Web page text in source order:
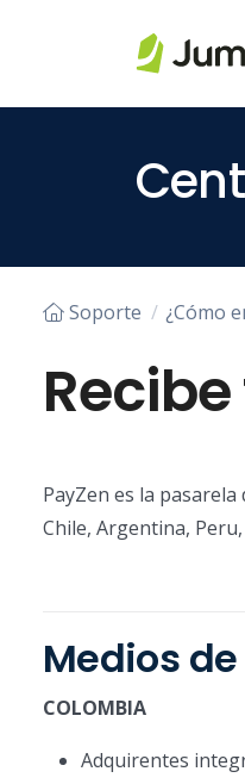
Saltar al contenido
Soporte ¿Cómo
PayZen es la
Chile, Argentina,
Medios
COLOMBIA
Adquirentes